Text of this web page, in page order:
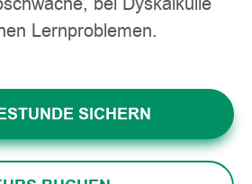
Lernproblemen.
SICHERN